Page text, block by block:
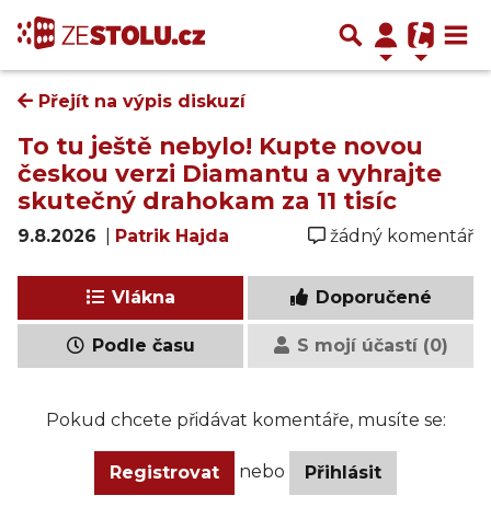
Přejít na výpis diskuzí
To tu ještě nebylo! Kupte novou
českou verzi Diamantu a vyhrajte
skutečný drahokam za 11 tisíc
9.8.2026 Patrik Hajda žádný komentář
Vlákna Doporučené
Podle času S mojí účastí (0)
Pokud chcete přidávat komentáře, musíte se:
Registrovat nebo Přihlásit